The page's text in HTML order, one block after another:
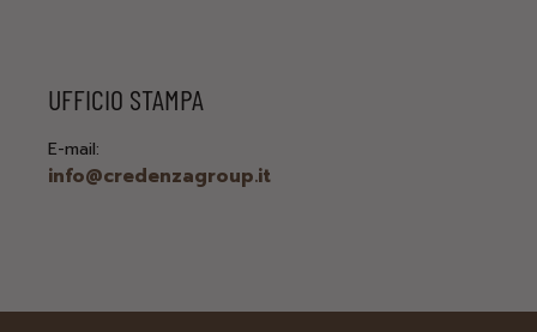
UFFICIO STAMPA
E-mail:
info@credenzagroup.it